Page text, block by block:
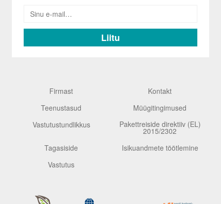
Firmast
Kontakt
Teenustasud
Müügitingimused
Vastutustundlikkus
Pakettreiside direktiiv (EL)
2015/2302
Tagasiside
Isikuandmete töötlemine
Vastutus